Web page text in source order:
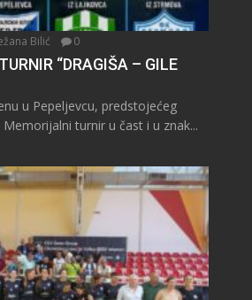
Bilić 0
“DRAGIŠA – GILE
u Pepeljevcu, predstojećeg
turnir u čast i u znak...